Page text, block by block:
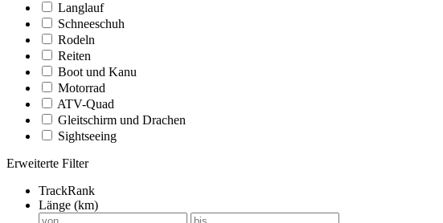
Langlauf
Schneeschuh
Rodeln
Reiten
Boot und Kanu
Motorrad
ATV-Quad
Gleitschirm und Drachen
Sightseeing
Erweiterte Filter
TrackRank
Länge (km)